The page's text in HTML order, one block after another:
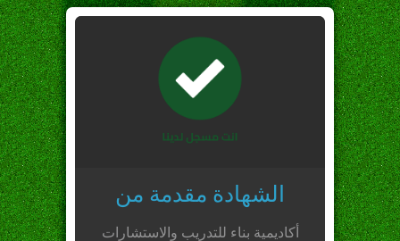
الشهادة مقدمة من
أكاديمية بناء للتدريب والاستشارات